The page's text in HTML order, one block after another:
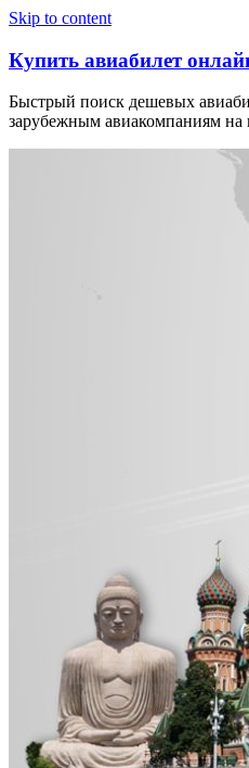
Skip to content
Купить авиабилет
Быстрый поиск дешевых
зарубежным авиакомпаниям на